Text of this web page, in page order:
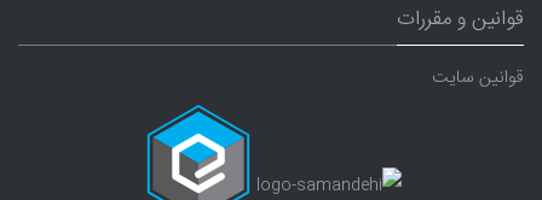
قوانین و مقررات
قوانین سایت